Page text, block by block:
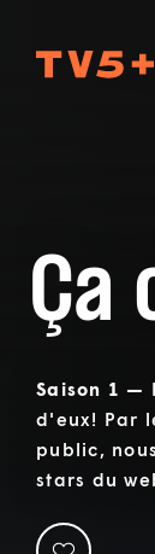
Ça
Saison 1 —
d'eux! Par
public,
stars du